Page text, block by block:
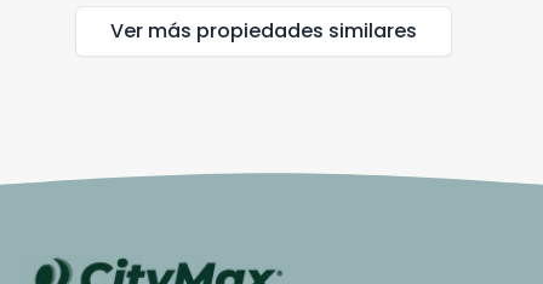
Ver más propiedades similares